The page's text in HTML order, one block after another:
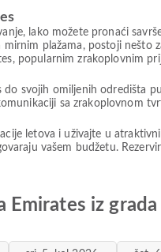
lako možete pronaći
plažama, postoji nešto
popularnim zrakoplovnim
svojih omiljenih odredišta
sa zrakoplovnom
letova i uživajte u
vašem budžetu.
iz grada